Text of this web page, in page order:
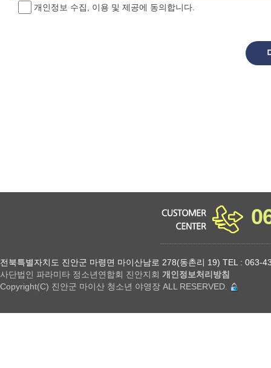
개인정보 처리방침 변경
개인정보 수집, 이용 및 제공에 동의합니다.
전북특별자치도 진안군 마령면 마이산남로 278(동촌리 19) TEL : 063-
사단법인 파라미타 정소년연합회 진안지회 개인정보처리방침
Copyright(C) 진안군 마이산 청소년 야영장 ALL RESERVED.